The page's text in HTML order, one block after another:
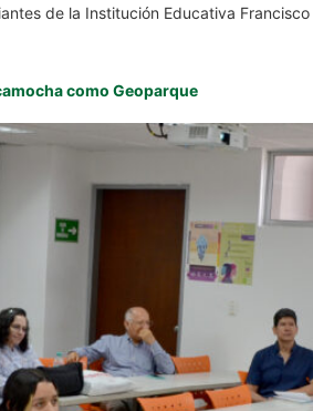
de la Institución Educativa
como Geoparque